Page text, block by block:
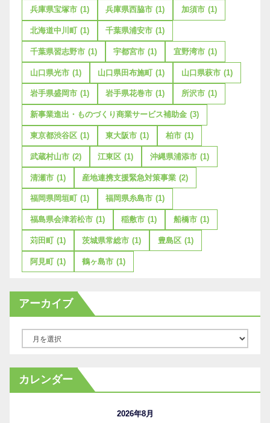
兵庫県宝塚市 (1) 兵庫県西脇市 (1) 加須市 (1)
北海道中川町 (1) 千葉県浦安市 (1)
千葉県習志野市 (1) 宇都宮市 (1) 宜野湾市 (1)
山口県光市 (1) 山口県田布施町 (1) 山口県萩市 (1)
岩手県盛岡市 (1) 岩手県花巻市 (1) 所沢市 (1)
新事業進出・ものづくり商業サービス補助金 (3)
東京都渋谷区 (1) 東大阪市 (1) 柏市 (1)
武蔵村山市 (2) 江東区 (1) 沖縄県浦添市 (1)
清瀬市 (1) 産地連携支援緊急対策事業 (2)
福岡県岡垣町 (1) 福岡県糸島市 (1)
福島県会津若松市 (1) 稲敷市 (1) 船橋市 (1)
苅田町 (1) 茨城県常総市 (1) 豊島区 (1)
阿見町 (1) 鶴ヶ島市 (1)
アーカイブ
カ
イ
カレンダー
2026年8月